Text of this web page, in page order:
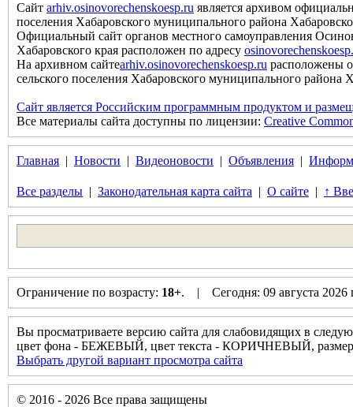
Сайт arhiv.osinovorechenskoesp.ru является архивом
поселения Хабаровского муниципального района
Официальный сайт органов местного самоуправления
Хабаровского края расположен по адресу
На архивном сайтеarhiv.osinovorechenskoesp.ru расположены
сельского поселения Хабаровского муниципального района
Сайт является Российским программным продуктом и
Все материалы сайта доступны по лицензии: Creative
Главная | Новости | Видеоновости | Объявления |
Все разделы | Законодательная карта сайта | О сайте | ↑
Ограничение по возрасту: 18+. | Сегодня: 09 августа
Вы просматриваете версию сайта для слабовидящих в
цвет фона - БЕЖЕВЫЙ, цвет текста - КОРИЧНЕВЫЙ,
Выбрать другой вариант просмотра сайта
© 2016 - 2026 Все права защищены